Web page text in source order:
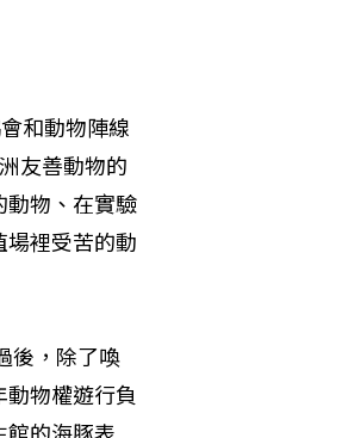
和動物陣線
友善動物的
動物、在實驗
裡受苦的動
後，除了喚
物權遊行負